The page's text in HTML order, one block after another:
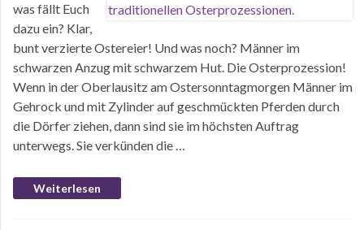
was fällt Euch
dazu ein? Klar,
bunt verzierte Ostereier! Und was noch? Männer im
schwarzen Anzug mit schwarzem Hut. Die Osterprozession!
Wenn in der Oberlausitz am Ostersonntagmorgen Männer im
Gehrock und mit Zylinder auf geschmückten Pferden durch
die Dörfer ziehen, dann sind sie im höchsten Auftrag
unterwegs. Sie verkünden die …
Weiterlesen